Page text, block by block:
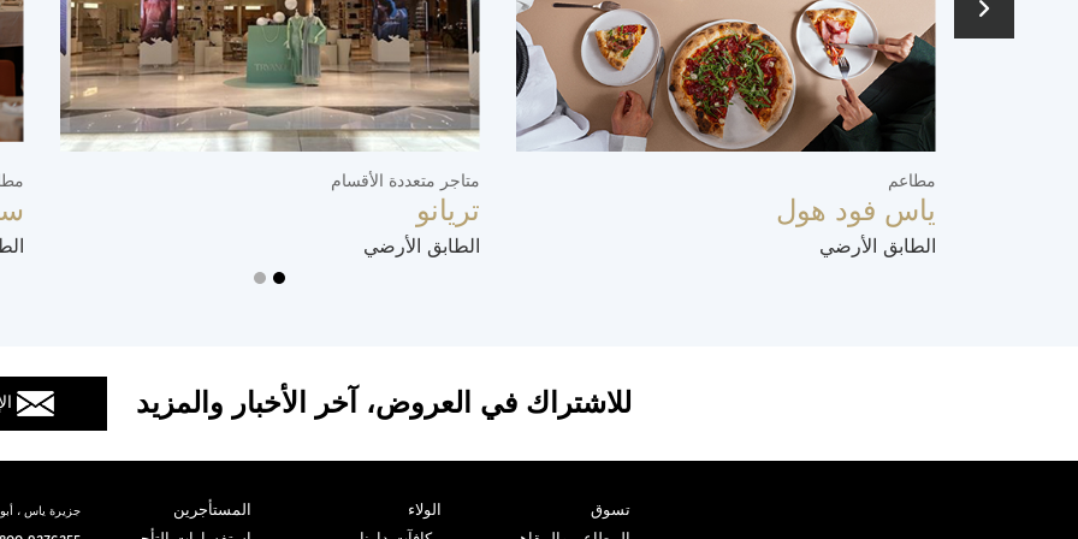
متاجر متعددة الأقسام
تريانو
الطابق الأرضي
مطاعم
ياس فود هول
الطابق الأرضي
للاشتراك في العروض، آخر الأخبار والمزيد
تسوق
الولاء المستأجرين جزيرة ياس ،